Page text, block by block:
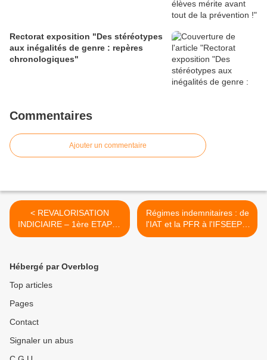
Rectorat exposition "Des stéréotypes
aux inégalités de genre : repères
chronologiques"
Commentaires
Ajouter un commentaire
< REVALORISATION
INDICIAIRE – 1ère ETAPE :
LES DECRETS SONT
Régimes indemnitaires : de
l'IAT et la PFR à l'IFSEEP ?
Pour l'UNSA c'est non en
Hébergé par Overblog
Top articles
Pages
Contact
Signaler un abus